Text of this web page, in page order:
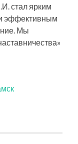
стал ярким
эффективным
Мы